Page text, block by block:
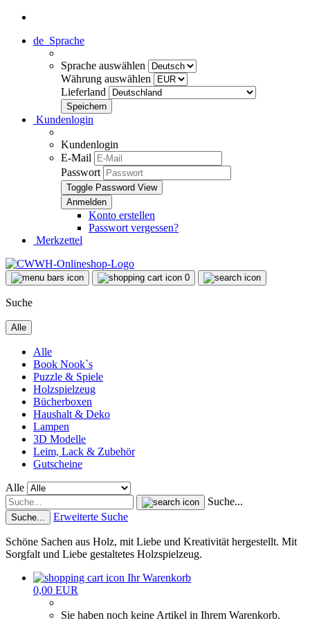
de Sprache
Sprache auswählen
Währung auswählen
Lieferland
Kundenlogin
Kundenlogin
E-Mail
Passwort
Toggle Password View
Konto erstellen
Passwort vergessen?
Merkzettel
0
Suche
Alle
Alle
Book Nook`s
Puzzle & Spiele
Holzspielzeug
Bücherboxen
Haushalt & Deko
Lampen
3D Modelle
Leim, Lack & Zubehör
Gutscheine
Alle
Suche...
Suche... Erweiterte Suche
Schöne Sachen aus Holz, mit Liebe und Kreativität hergestellt. Mit
Sorgfalt und Liebe gestaltetes Holzspielzeug.
Ihr Warenkorb
0,00 EUR
Sie haben noch keine Artikel in Ihrem Warenkorb.